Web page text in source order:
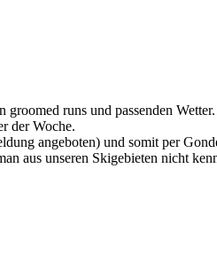
runs und passenden Wetter.
der Woche.
angeboten) und somit per
aus unseren Skigebieten nicht